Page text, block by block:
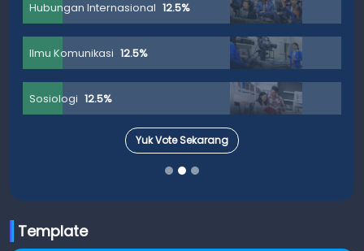
Hubungan Internasional 12.5%
Ilmu Komunikasi 12.5%
Sosiologi 12.5%
Yuk Vote Sekarang
Template